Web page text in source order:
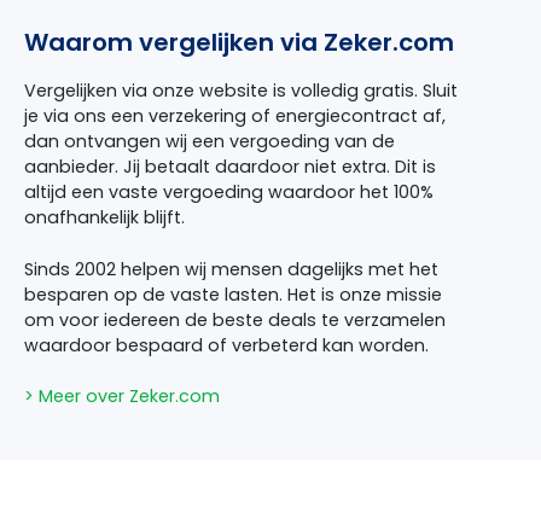
Waarom vergelijken via Zeker.com
Vergelijken via onze website is volledig gratis. Sluit
je via ons een verzekering of energiecontract af,
dan ontvangen wij een vergoeding van de
aanbieder. Jij betaalt daardoor niet extra. Dit is
altijd een vaste vergoeding waardoor het 100%
onafhankelijk blijft.
Sinds 2002 helpen wij mensen dagelijks met het
besparen op de vaste lasten. Het is onze missie
om voor iedereen de beste deals te verzamelen
waardoor bespaard of verbeterd kan worden.
> Meer over Zeker.com